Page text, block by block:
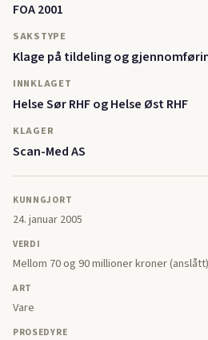
FOA 2001
SAKSTYPE
Klage på tildeling og
INNKLAGET
Helse Sør RHF og Helse Øst RHF
KLAGER
Scan-Med AS
KUNNGJORT
24. januar 2005
VERDI
Mellom 70 og 90 millioner kroner (anslått)
ART
Vare
PROSEDYRE